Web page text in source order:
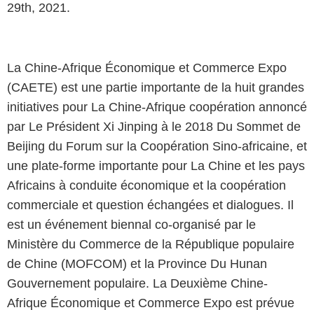
29th, 2021.
La Chine-Afrique Économique et Commerce Expo
(CAETE) est une partie importante de la huit grandes
initiatives pour La Chine-Afrique coopération annoncé
par Le Président Xi Jinping à le 2018 Du Sommet de
Beijing du Forum sur la Coopération Sino-africaine, et
une plate-forme importante pour La Chine et les pays
Africains à conduite économique et la coopération
commerciale et question échangées et dialogues. Il
est un événement biennal co-organisé par le
Ministère du Commerce de la République populaire
de Chine (MOFCOM) et la Province Du Hunan
Gouvernement populaire. La Deuxième Chine-
Afrique Économique et Commerce Expo est prévue